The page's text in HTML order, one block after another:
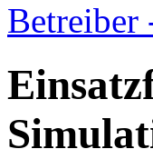
Betreiber